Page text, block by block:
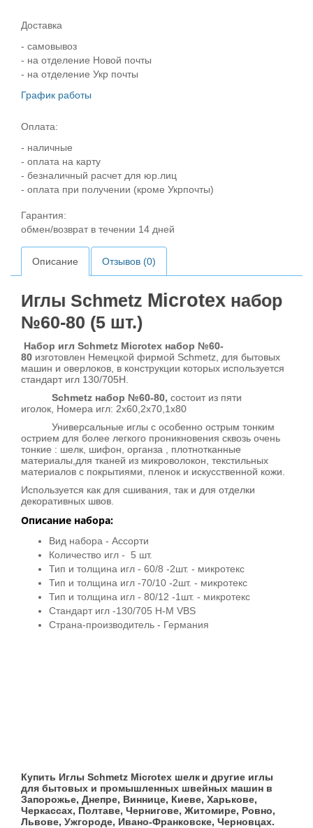
Доставка
- самовывоз
- на отделение Новой почты
- на отделение Укр почты
График работы
Оплата:
- наличные
- оплата на карту
- безналичный расчет для юр.лиц
- оплата при получении (кроме Укрпочты)
Гарантия:
обмен/возврат в течении 14 дней
Описание Отзывов (0)
Иглы Schmetz Microtex набор
№60-80 (5 шт.)
Набор игл Schmetz Microtex набор №60-
80 изготовлен Немецкой фирмой Schmetz, для бытовых
машин и оверлоков, в конструкции которых используется
стандарт игл 130/705H.
Schmetz набор №60-80, состоит из пяти
иголок, Номера игл: 2х60,2х70,1х80
Универсальные иглы с особенно острым тонким
острием для более легкого проникновения сквозь очень
тонкие : шелк, шифон, органза , плотнотканные
материалы,для тканей из микроволокон, текстильных
материалов с покрытиями, пленок и искусственной кожи.
Используется как для сшивания, так и для отделки
декоративных швов.
Описание набора:
Вид набора - Ассорти
Количество игл - 5 шт.
Тип и толщина игл - 60/8 -2шт. - микротекс
Тип и толщина игл -70/10 -2шт. - микротекс
Тип и толщина игл - 80/12 -1шт. - микротекс
Стандарт игл -130/705 H-M VBS
Страна-производитель - Германия
Купить Иглы Schmetz Microtex шелк и другие иглы
для бытовых и промышленных швейных машин в
Запорожье, Днепре, Виннице, Киеве, Харькове,
Черкассах, Полтаве, Чернигове, Житомире, Ровно,
Львове, Ужгороде, Ивано-Франковске, Черновцах.